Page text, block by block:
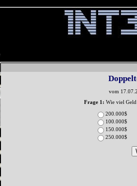
vom
Frage 1: Wie viel
200.000$
100.000$
150.000$
250.000$